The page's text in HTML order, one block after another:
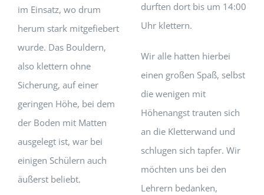
im Einsatz, wo drum
herum stark mitgefiebert
wurde. Das Bouldern,
also klettern ohne
Sicherung, auf einer
geringen Höhe, bei dem
der Boden mit Matten
ausgelegt ist, war bei
einigen Schülern auch
äußerst beliebt.
durften dort bis um 14:00
Uhr klettern.
Wir alle hatten hierbei
einen großen Spaß, selbst
die wenigen mit
Höhenangst trauten sich
an die Kletterwand und
schlugen sich tapfer. Wir
möchten uns bei den
Lehrern bedanken,